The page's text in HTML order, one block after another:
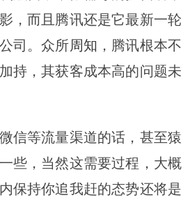
，而且腾讯还是它最新一轮
司。众所周知 ，腾讯根本不
持，其获客成本高的问题未
信等流量渠道的话，甚至猿
些，当然这需要过程，大概
保持你追我赶的态势还将是